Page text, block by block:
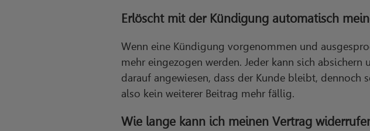
Erlöscht mit der Kündigung automatisch
Wenn eine Kündigung vorgenommen und
mehr eingezogen werden. Jeder kann sich
darauf angewiesen, dass der Kunde bleibt,
also kein weiterer Beitrag mehr fällig.
Wie lange kann ich meinen Vertrag